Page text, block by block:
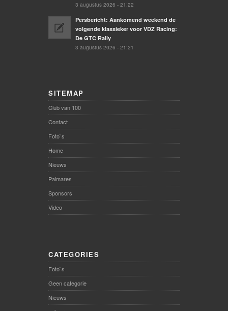
3 augustus 2026 - 21:22
Persbericht: Aankomend weekend de
volgende klassieker voor VDZ Racing:
De GTC Rally
3 augustus 2026 - 21:21
SITEMAP
Club van 100
Contact
Foto`s
Home
Nieuws
Palmares
Sponsors
Video
CATEGORIES
Foto`s
Geen categorie
Nieuws